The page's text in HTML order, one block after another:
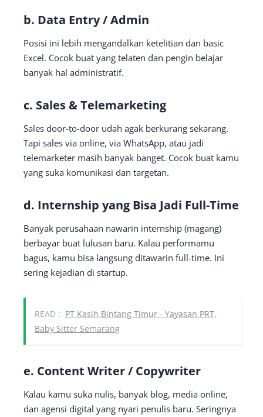
b. Data Entry / Admin
Posisi ini lebih mengandalkan ketelitian dan basic
Excel. Cocok buat yang telaten dan pengin belajar
banyak hal administratif.
c. Sales & Telemarketing
Sales door-to-door udah agak berkurang sekarang.
Tapi sales via online, via WhatsApp, atau jadi
telemarketer masih banyak banget. Cocok buat kamu
yang suka komunikasi dan targetan.
d. Internship yang Bisa Jadi Full-Time
Banyak perusahaan nawarin internship (magang)
berbayar buat lulusan baru. Kalau performamu
bagus, kamu bisa langsung ditawarin full-time. Ini
sering kejadian di startup.
READ : PT Kasih Bintang Timur - Yayasan PRT,
Baby Sitter Semarang
e. Content Writer / Copywriter
Kalau kamu suka nulis, banyak blog, media online,
dan agensi digital yang nyari penulis baru. Seringnya